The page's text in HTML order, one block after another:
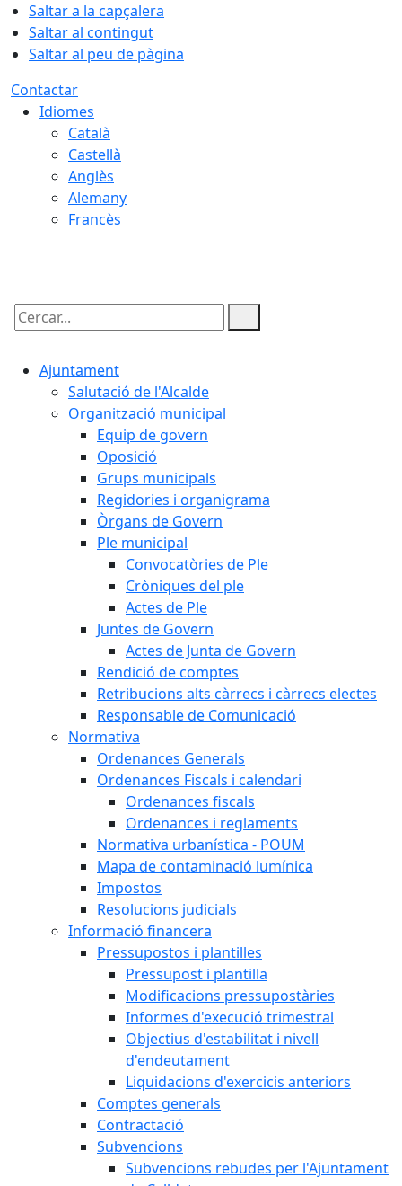
Saltar a la capçalera
Saltar al contingut
Saltar al peu de pàgina
Contactar
Idiomes
Català
Castellà
Anglès
Alemany
Francès
Cercar:
Ajuntament
Salutació de l'Alcalde
Organització municipal
Equip de govern
Oposició
Grups municipals
Regidories i organigrama
Òrgans de Govern
Ple municipal
Convocatòries de Ple
Cròniques del ple
Actes de Ple
Juntes de Govern
Actes de Junta de Govern
Rendició de comptes
Retribucions alts càrrecs i càrrecs electes
Responsable de Comunicació
Normativa
Ordenances Generals
Ordenances Fiscals i calendari
Ordenances fiscals
Ordenances i reglaments
Normativa urbanística - POUM
Mapa de contaminació lumínica
Impostos
Resolucions judicials
Informació financera
Pressupostos i plantilles
Pressupost i plantilla
Modificacions pressupostàries
Informes d'execució trimestral
Objectius d'estabilitat i nivell
d'endeutament
Liquidacions d'exercicis anteriors
Comptes generals
Contractació
Subvencions
Subvencions rebudes per l'Ajuntament